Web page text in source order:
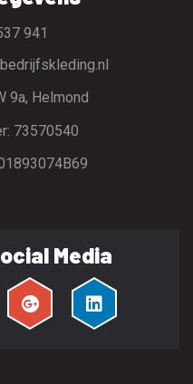
941
9a, Helmond
73570540
Media